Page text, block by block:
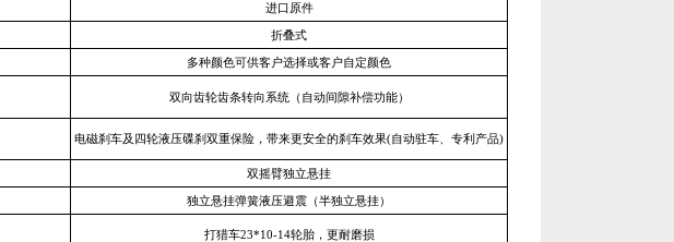
进口原件
折叠式
多种颜色可供客户选择或客户自定颜色
双向齿轮齿条转向系统（自动间隙补偿功能）
电磁刹车及四轮液压碟刹双重保险，带来更安全的刹车效果(自动驻车、专利产品)
双摇臂独立悬挂
独立悬挂弹簧液压避震（半独立悬挂）
打猎车23*10-14轮胎，更耐磨损